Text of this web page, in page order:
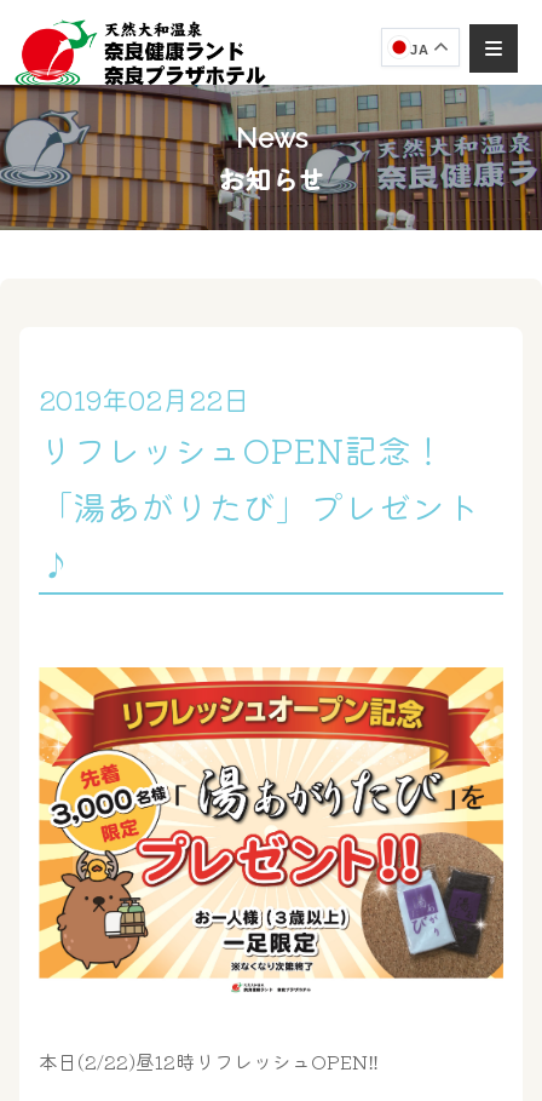
JA
News
お知らせ
2019年02月22日
リフレッシュOPEN記念！
「湯あがりたび」プレゼント
♪
本日(2/22)昼12時リフレッシュOPEN‼
奈良健康ランド
AIコンシェルジュ